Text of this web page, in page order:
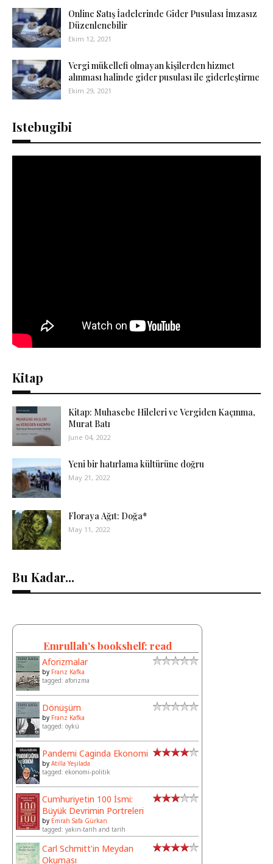
Online Satış İadelerinde Gider Pusulası İmzasız
Düzenlenebilir
Ekim 12, 2021
Vergi mükellefi olmayan kişilerden hizmet
alınması halinde gider pusulası ile giderleştirme
Ekim 29, 2021
Istebugibi
Kitap
Kitap: Muhasebe Hileleri ve Vergiden Kaçınma,
Murat Batı
June 04, 2022
Yeni bir hatırlama kültürüne doğru
May 21, 2022
Floraya Ağıt: Doğa*
May 11, 2022
Bu Kadar...
Emrullah's bookshelf: read
Aforizmalar
by Franz Kafka
tagged: aforizma
Dönüşüm
by Franz Kafka
tagged: öykü
Pandemi Caginda Ekonomi
by Atilla Yeşilada
tagged: ekonomi-politik
Cumhuriyetin 100 İsmi:
Büyük Devrimin Portreleri
by Emrah Safa Gürkan
tagged: yakın-tarih and tarih
Carl Schmitt'in Meydan
Okuması